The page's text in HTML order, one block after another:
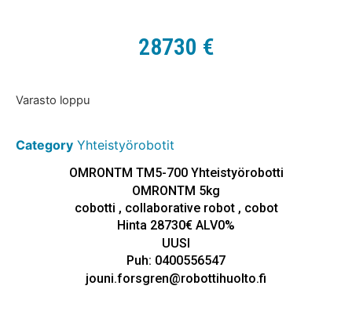
28730 €
Varasto loppu
Category Yhteistyörobotit
OMRONTM TM5-700 Yhteistyörobotti
OMRONTM 5kg
cobotti , collaborative robot , cobot
Hinta 28730€ ALV0%
UUSI
Puh: 0400556547
jouni.forsgren@robottihuolto.fi